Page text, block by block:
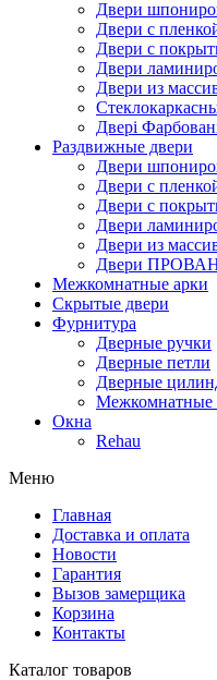
Двери
Двери с
Двери с
Двери
Двери из
Двері
Раздвижные двери
Двери
Двери с
Двери с
Двери
Двери из
Двери
Межкомнатные арки
Скрытые двери
Фурнитура
Дверные ручки
Дверные петли
Дверные
Межкомнатные
Окна
Rehau
Меню
Главная
Доставка и оплата
Новости
Гарантия
Вызов замерщика
Корзина
Контакты
Каталог товаров